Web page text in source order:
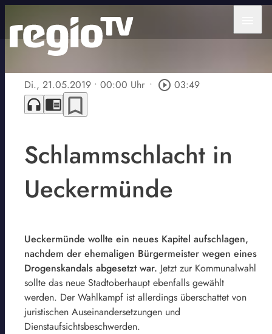
Di., 21.05.2019 • 00:00 Uhr • play_circle_outline 03:49
headphones chrome_reader_mode bookmark_border
Schlammschlacht in
Ueckermünde
Ueckermünde wollte ein neues Kapitel aufschlagen,
nachdem der ehemaligen Bürgermeister wegen eines
Drogenskandals abgesetzt war. Jetzt zur Kommunalwahl
sollte das neue Stadtoberhaupt ebenfalls gewählt
werden. Der Wahlkampf ist allerdings überschattet von
juristischen Auseinandersetzungen und
Dienstaufsichtsbeschwerden.